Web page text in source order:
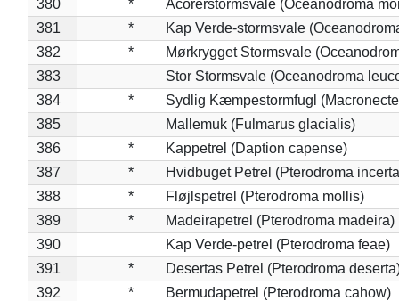
380
*
Acorerstormsvale (Oceanodroma
381
*
Kap Verde-stormsvale
382
*
Mørkrygget Stormsvale
383
Stor Stormsvale (Oceanodroma
384
*
Sydlig Kæmpestormfugl
385
Mallemuk (Fulmarus glacialis)
386
*
Kappetrel (Daption capense)
387
*
Hvidbuget Petrel (Pterodroma
388
*
Fløjlspetrel (Pterodroma mollis)
389
*
Madeirapetrel (Pterodroma madeira)
390
Kap Verde-petrel (Pterodroma feae)
391
*
Desertas Petrel (Pterodroma
392
*
Bermudapetrel (Pterodroma cahow)